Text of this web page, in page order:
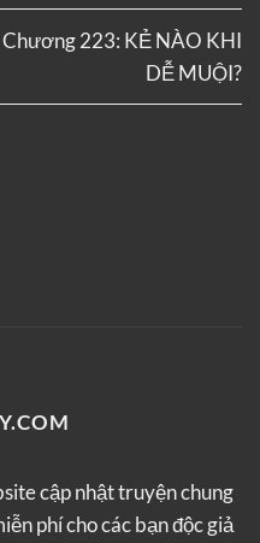
Chương 223: KẺ NÀO KHI
DỄ MUỘI?
cập nhật truyện chung
phí cho các bạn độc giả